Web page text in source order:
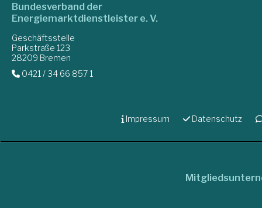
Bundesverband der
Energiemarktdienstleister e. V.
Geschäftsstelle
Parkstraße 123
28209 Bremen
0421 / 34 66 857 1
Impressum Datenschutz